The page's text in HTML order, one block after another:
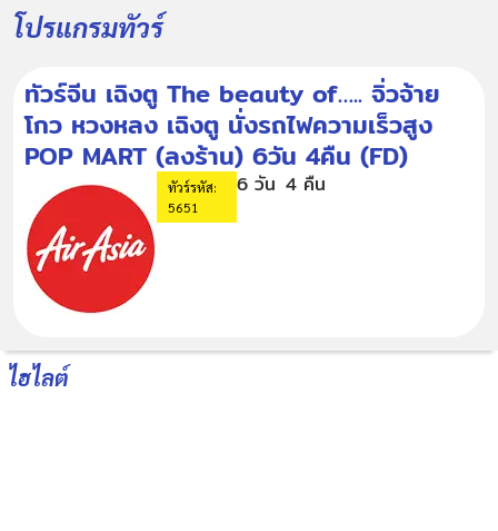
โปรแกรมทัวร์
ทัวร์จีน เฉิงตู The beauty of….. จิ่วจ้าย
โกว หวงหลง เฉิงตู นั่งรถไฟความเร็วสูง
POP MART (ลงร้าน) 6วัน 4คืน (FD)
ทัวร์รหัส:
5651
6 วัน 4 คืน
ไฮไลต์